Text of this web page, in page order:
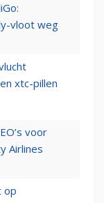
vloot weg
xtc-pillen
voor
Airlines
op